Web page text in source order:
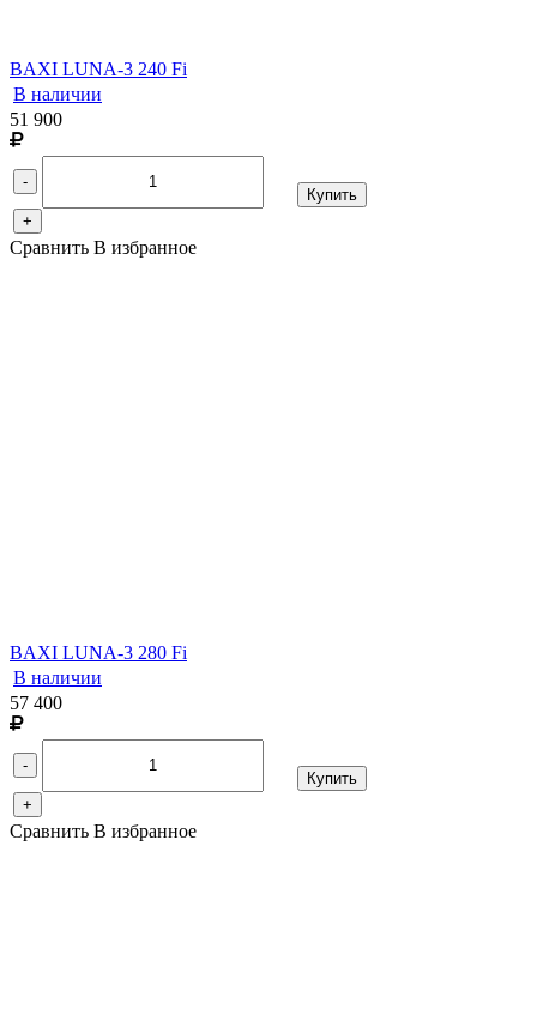
BAXI LUNA-3 240 Fi
В наличии
51 900
-
+
Купить
Сравнить В избранное
BAXI LUNA-3 280 Fi
В наличии
57 400
-
+
Купить
Сравнить В избранное